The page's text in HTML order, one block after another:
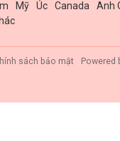
Mỹ Úc Canada Anh
sách bảo mật Powered